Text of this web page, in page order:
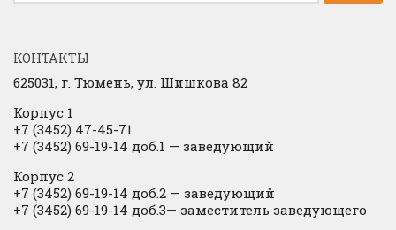
КОНТАКТЫ
625031, г. Тюмень, ул. Шишкова 82
Корпус 1
+7 (3452) 47-45-71
+7 (3452) 69-19-14 доб.1 — заведующий
Корпус 2
+7 (3452) 69-19-14 доб.2 — заведующий
+7 (3452) 69-19-14 доб.3— заместитель заведующего